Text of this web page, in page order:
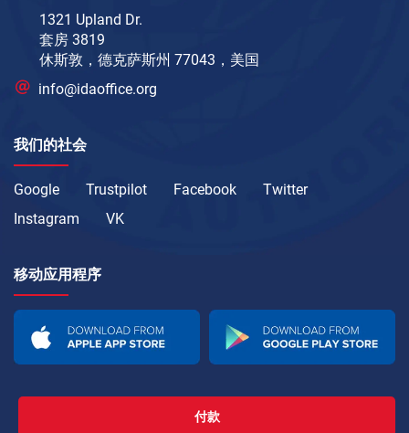
1321 Upland Dr.
套房 3819
休斯敦，德克萨斯州 77043，美国
info@idaoffice.org
我们的社会
Google Trustpilot Facebook
Twitter
Instagram
VK
移动应用程序
付款